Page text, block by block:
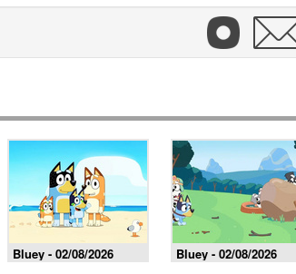
Bluey - 02/08/2026 Bluey - 02/08/2026